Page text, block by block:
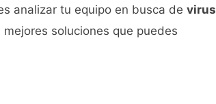
analizar tu equipo en busca de virus
mejores soluciones que puedes